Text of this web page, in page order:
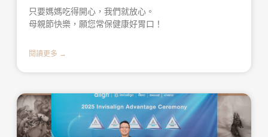
只要媽媽吃得開心，我們就放心。
母親節快樂，願您常保健康好胃口！
閱讀更多 →